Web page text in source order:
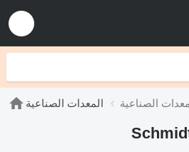
المعدات الصناعية